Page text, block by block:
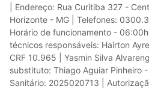
| Endereço: Rua Curitiba 327 -
Horizonte - MG | Telefones:
Horário de funcionamento -
técnicos responsáveis: Hairton
CRF 10.965 | Yasmin Silva
substituto: Thiago Aguiar Pinheiro
Sanitário: 2025020713 |